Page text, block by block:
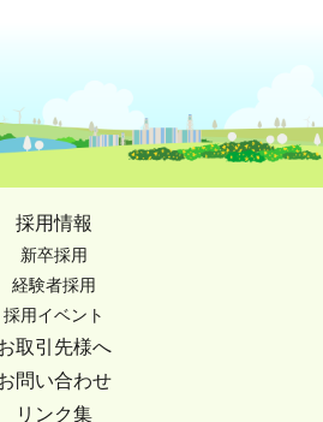
採用情報
新卒採用
経験者採用
採用イベント
取引先様へ
問い合わせ
リンク集